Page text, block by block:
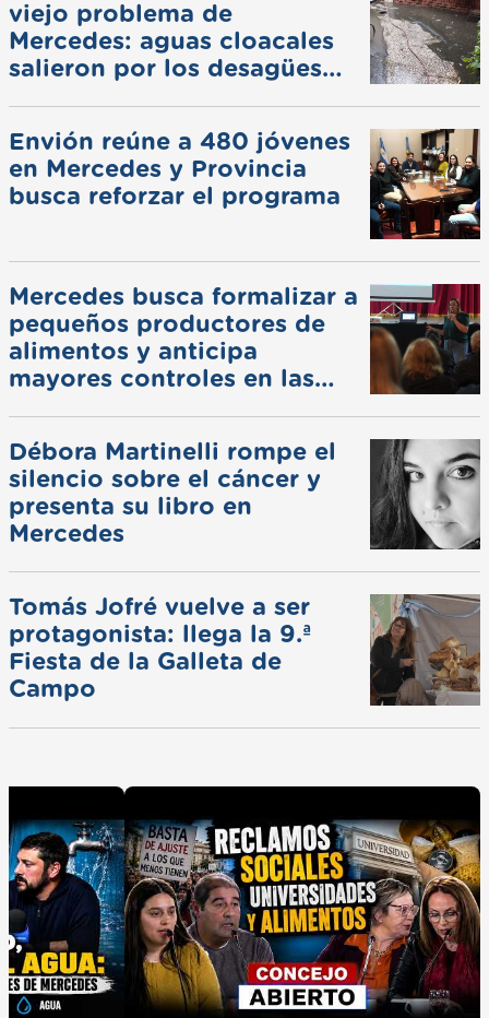
viejo problema de
Mercedes: aguas cloacales
salieron por los desagües
Envión reúne a 480 jóvenes
en Mercedes y Provincia
busca reforzar el programa
Mercedes busca formalizar a
pequeños productores de
alimentos y anticipa
mayores controles en las
Débora Martinelli rompe el
silencio sobre el cáncer y
presenta su libro en
Mercedes
Tomás Jofré vuelve a ser
protagonista: llega la 9.ª
Fiesta de la Galleta de
Campo